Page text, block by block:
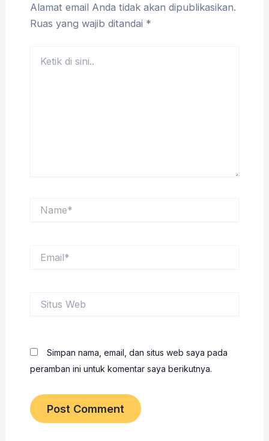
Alamat email Anda tidak akan dipublikasikan.
Ruas yang wajib ditandai *
Web
Simpan nama, email, dan situs web saya pada
peramban ini untuk komentar saya berikutnya.